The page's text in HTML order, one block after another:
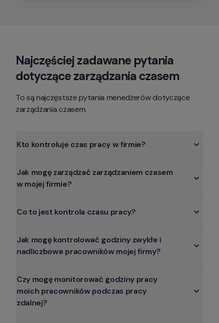
Najczęściej zadawane pytania
dotyczące zarządzania czasem
To są najczęstsze pytania menedżerów dotyczące
zarządzania czasem.
Kto kontroluje czas pracy w firmie?
Jak mogę zarządzać zarządzaniem czasem
w mojej firmie?
Co to jest kontrola czasu pracy?
Jak mogę kontrolować godziny zwykłe i
nadliczbowe pracowników mojej firmy?
Czy mogę monitorować godziny pracy
moich pracowników podczas pracy
zdalnej?